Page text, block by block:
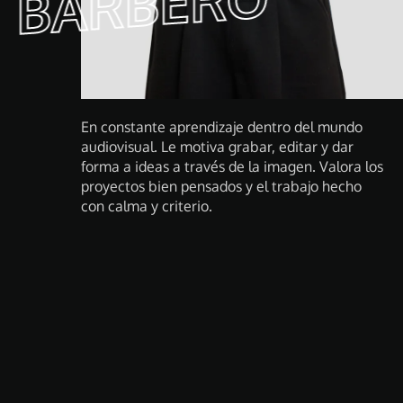
En constante aprendizaje dentro del mundo
audiovisual. Le motiva grabar, editar y dar
forma a ideas a través de la imagen. Valora los
proyectos bien pensados y el trabajo hecho
con calma y criterio.